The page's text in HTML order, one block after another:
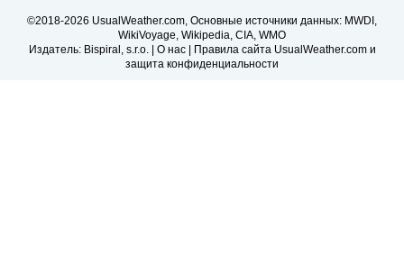
©2018-2026 UsualWeather.com, Основные источники данных: MWDI,
WikiVoyage, Wikipedia, CIA, WMO
Издатель: Bispiral, s.r.o. | О нас| Правила сайта UsualWeather.com и
защита конфиденциальности